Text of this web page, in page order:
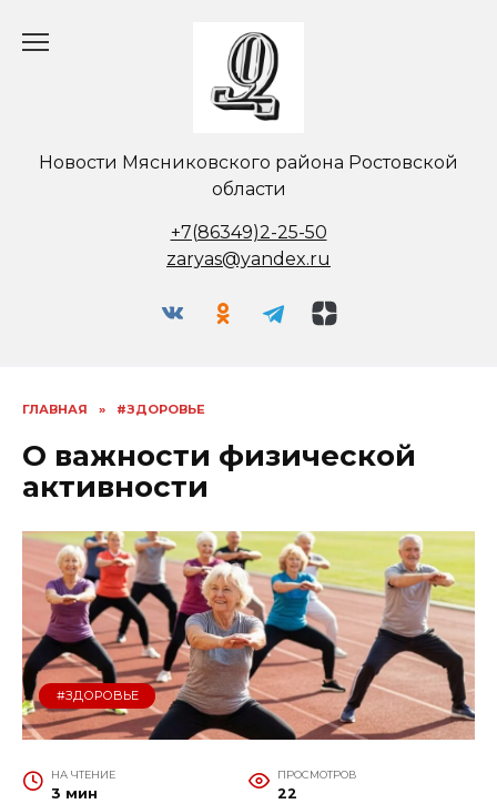
Новости Мясниковского района Ростовской
области
+7(86349)2-25-50
zaryas@yandex.ru
ГЛАВНАЯ » #ЗДОРОВЬЕ
О важности физической
активности
#ЗДОРОВЬЕ
НА ЧТЕНИЕ
3 мин
ПРОСМОТРОВ
22